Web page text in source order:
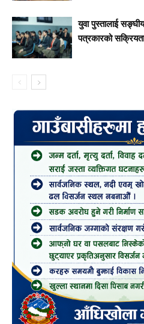
युवा पुस्तालाई
पत्रकारको सक्रियता